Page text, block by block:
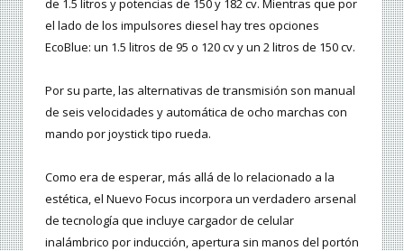
el lado de los impulsores diesel hay tres opciones
EcoBlue: un 1.5 litros de 95 o 120 cv y un 2 litros de 150 cv.
Por su parte, las alternativas de transmisión son manual
de seis velocidades y automática de ocho marchas con
mando por joystick tipo rueda.
Como era de esperar, más allá de lo relacionado a la
estética, el Nuevo Focus incorpora un verdadero arsenal
de tecnología que incluye cargador de celular
inalámbrico por inducción, apertura sin manos del portón